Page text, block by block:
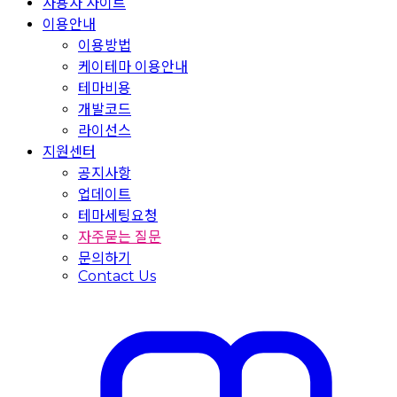
이용안내
이용방법
케이테마 이용안내
테마비용
개발코드
라이선스
지원센터
공지사항
업데이트
테마세팅요청
자주묻는 질문
문의하기
Contact Us